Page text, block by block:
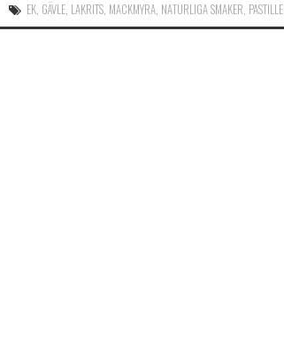
EK, GÄVLE, LAKRITS, MACKMYRA, NATURLIGA SMAKER,